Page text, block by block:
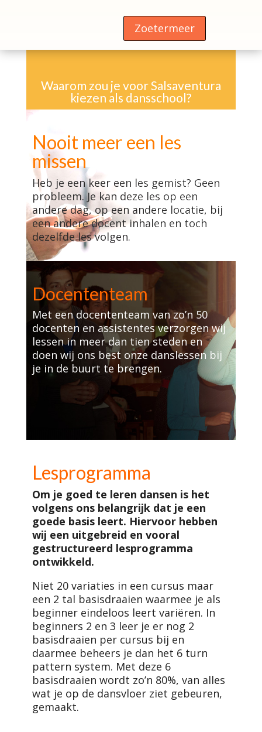
Zoetermeer
Waarom zou je voor Salsaventura
kiezen als dansschool?
Nooit meer een les
missen
Heb je een keer een les gemist? Geen
probleem. Je kan deze les op een
andere dag, op een andere locatie, bij
een andere docent inhalen en toch
dezelfde les volgen.
Docententeam
Met een docententeam van zo’n 50
docenten en assistentes verzorgen wij
lessen in meer dan tien steden en
doen wij ons best onze danslessen bij
je in de buurt te brengen.
Lesprogramma
Om je goed te leren dansen is het
volgens ons belangrijk dat je een
goede basis leert. Hiervoor hebben
wij een uitgebreid en vooral
gestructureerd lesprogramma
ontwikkeld.
Niet 20 variaties in een cursus maar
een 2 tal basisdraaien waarmee je als
beginner eindeloos leert variëren. In
beginners 2 en 3 leer je er nog 2
basisdraaien per cursus bij en
daarmee beheers je dan het 6 turn
pattern system. Met deze 6
basisdraaien wordt zo’n 80%, van alles
wat je op de dansvloer ziet gebeuren,
gemaakt.